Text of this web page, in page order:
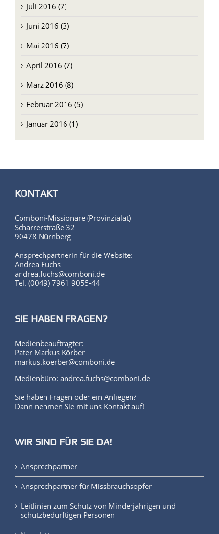
Juli 2016 (7)
Juni 2016 (3)
Mai 2016 (7)
April 2016 (7)
März 2016 (8)
Februar 2016 (5)
Januar 2016 (1)
KONTAKT
Comboni-Missionare (Provinzialat)
Scharrerstraße 32
90478 Nürnberg
Ansprechpartnerin für die Website:
Andrea Fuchs
andrea.fuchs@comboni.de
Tel. (0049) 7961 9055-44
SIE HABEN FRAGEN?
Medienbeauftragter:
Pater Markus Körber
markus.koerber@comboni.de
Medienbüro: andrea.fuchs@comboni.de
Sie haben Fragen oder ein Anliegen?
Dann nehmen Sie mit uns Kontakt auf!
WIR SIND FÜR SIE DA!
Ansprechpartner
Ansprechpartner für Missbrauchsopfer
Leitlinien zum Schutz von Minderjährigen und
schutzbedürftigen Personen